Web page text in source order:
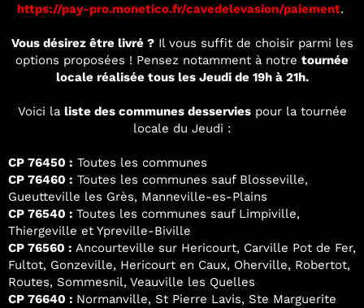
https://pay-pro.monetico.fr/cavedelevasion/paiement.
Vous désirez être livré ?Il vous suffit de choisir parmi les
options proposées ! Pensez notamment à notre tournée
locale réalisée tous les Jeudi de 19h à 21h.
Voici la liste des communes desserviespour la tournée
locale du Jeudi :
CP 76450 : Toutes les communes
CP 76460 : Toutes les communes sauf Blosseville,
Gueutteville les Grès, Manneville-es-Plains
CP 76540 : Toutes les communes sauf Limpiville,
Thiergeville et Ypreville-Biville
CP 76560 : Ancourteville sur Hericourt, Carville Pot de Fer,
Fultot, Gonzeville, Hericourt en Caux, Oherville, Robertot,
Routes, Sommesnil, Veauville les Quelles
CP 76640 : Normanville, St Pierre Lavis, Ste Marguerite